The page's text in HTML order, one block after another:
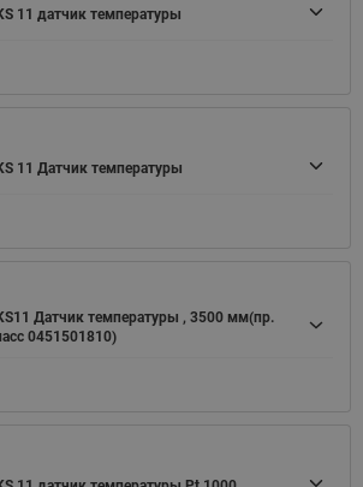
11 датчик температуры
11 Датчик температуры
Датчик температуры , 3500 мм(пр.
0451501810)